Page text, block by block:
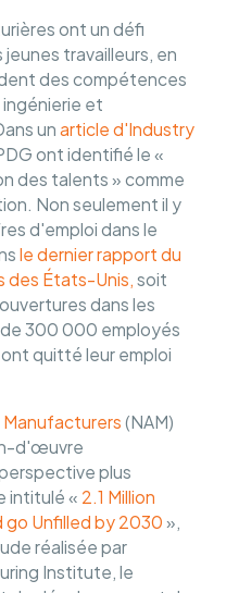
ont un défi
travailleurs, en
des compétences
et
unarticle d'Industry
ont identifié le «
des talents » comme
Non seulement il y
d'emploi dans le
le dernier rapport du
des États-Unis, soit
dans les
300 000 employés
quitté leur emploi
(NAM)
d'œuvre
plus
intitulé « 2.1 Million
go Unfilled by 2030 »,
réalisée par
Institute, le